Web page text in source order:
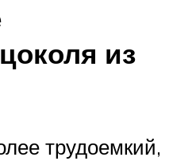
из
трудоемкий,